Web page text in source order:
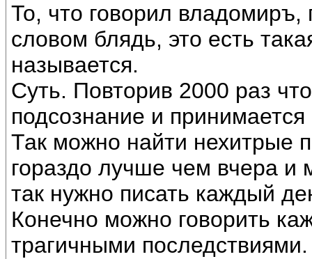
То, что говорил владомиръ,
словом блядь, это есть
называется.
Суть. Повторив 2000 раз
подсознание и
Так можно найти нехитрые
гораздо лучше чем вчера и
так нужно писать каждый
Конечно можно говорить
трагичными последствиями.